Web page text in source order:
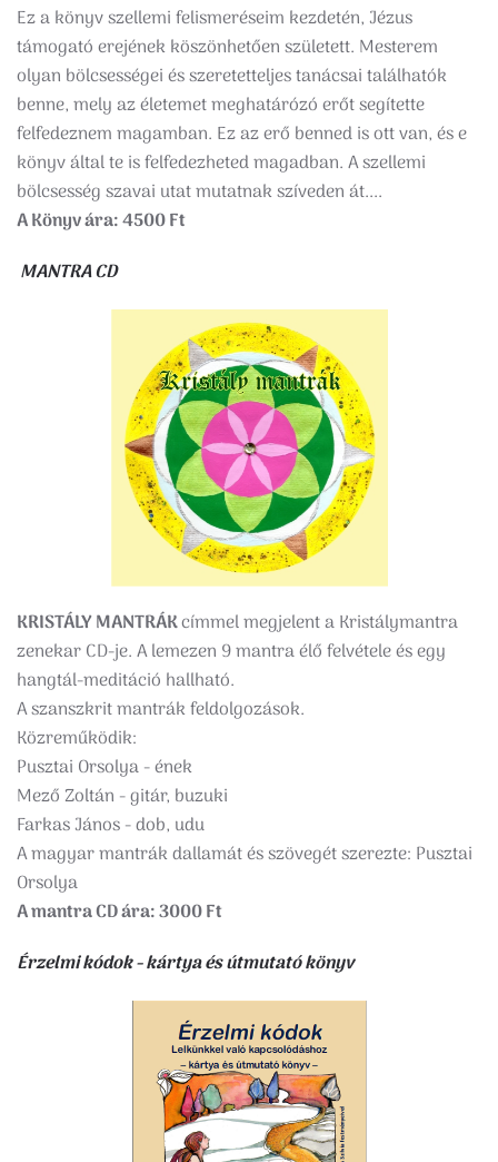
Ez a könyv szellemi felismeréseim kezdetén, Jézus
támogató erejének köszönhetően született. Mesterem
olyan bölcsességei és szeretetteljes tanácsai találhatók
benne, mely az életemet meghatárózó erőt segítette
felfedeznem magamban. Ez az erő benned is ott van, és e
könyv által te is felfedezheted magadban. A szellemi
bölcsesség szavai utat mutatnak szíveden át....
A Könyv ára: 4500 Ft
MANTRA CD
KRISTÁLY MANTRÁKcímmel megjelent a Kristálymantra
zenekar CD-je. A lemezen 9 mantra élő felvétele és egy
hangtál-meditáció hallható.
A szanszkrit mantrák feldolgozások.
Közreműködik:
Pusztai Orsolya - ének
Mező Zoltán - gitár, buzuki
Farkas János - dob, udu
A magyar mantrák dallamát és szövegét szerezte: Pusztai
Orsolya
A mantra CD ára: 3000 Ft
Érzelmi kódok - kártya és útmutató könyv